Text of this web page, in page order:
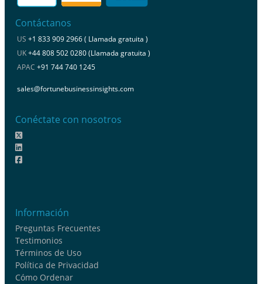
Contáctanos
US +1 833 909 2966 ( Llamada gratuita )
UK+44 808 502 0280 (Llamada gratuita )
APAC +91 744 740 1245
sales@fortunebusinessinsights.com
Conéctate con nosotros
Información
Preguntas Frecuentes
Testimonios
Términos de Uso
Política de Privacidad
Cómo Ordenar